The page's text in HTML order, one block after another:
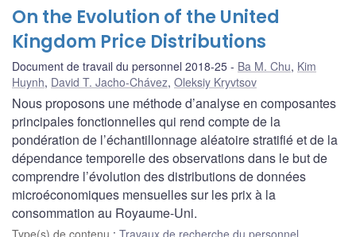
On the Evolution of the United
Kingdom Price Distributions
Document de travail du personnel 2018-25 Ba M. Chu, Kim
Huynh, David T. Jacho-Chávez, Oleksiy Kryvtsov
Nous proposons une méthode d’analyse en composantes
principales fonctionnelles qui rend compte de la
pondération de l’échantillonnage aléatoire stratifié et de la
dépendance temporelle des observations dans le but de
comprendre l’évolution des distributions de données
microéconomiques mensuelles sur les prix à la
consommation au Royaume-Uni.